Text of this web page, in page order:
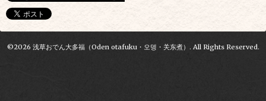
©2026 浅草おでん大多福（Oden otafuku・오뎅・关东煮） . All Rights Reserved.